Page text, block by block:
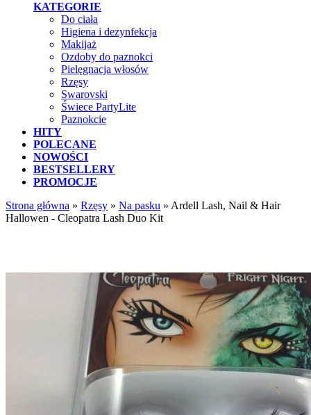
KATEGORIE
Do ciała
Higiena i dezynfekcja
Makijaż
Ozdoby do paznokci
Pielęgnacja włosów
Rzęsy
Swarovski
Świece PartyLite
Paznokcie
HITY
POLECANE
NOWOŚCI
BESTSELLERY
PROMOCJE
Strona główna » Rzęsy » Na pasku » Ardell Lash, Nail & Hair
Hallowen - Cleopatra Lash Duo Kit